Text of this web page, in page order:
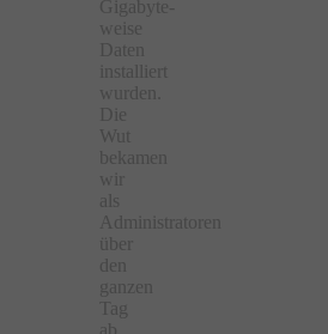
Gigabyte-
weise
Daten
installiert
wurden.
Die
Wut
bekamen
wir
als
Administratoren
über
den
ganzen
Tag
ab.